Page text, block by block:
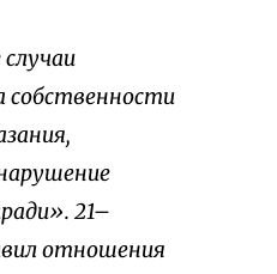
собственности
21–
отношения